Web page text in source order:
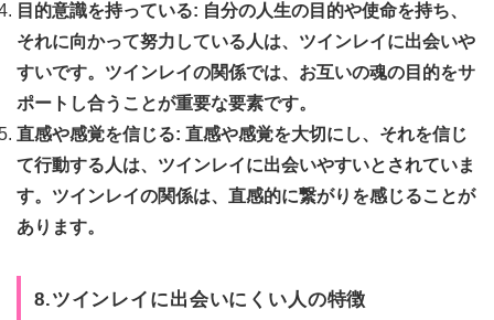
目的意識を持っている: 自分の人生の目的や使命を持ち、
それに向かって努力している人は、ツインレイに出会いや
すいです。ツインレイの関係では、お互いの魂の目的をサ
ポートし合うことが重要な要素です。
直感や感覚を信じる: 直感や感覚を大切にし、それを信じ
て行動する人は、ツインレイに出会いやすいとされていま
す。ツインレイの関係は、直感的に繋がりを感じることが
あります。
8.ツインレイに出会いにくい人の特徴